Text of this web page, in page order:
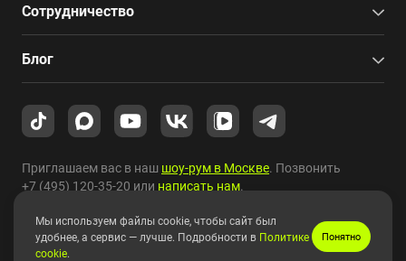
Сотрудничество
Блог
Приглашаем вас в наш шоу-рум в Москве. Позвонить
+7 (495) 120-35-20 или написать нам.
Copyright © 2010-2026 HYPERPC.
Мы используем файлы cookie, чтобы сайт был
удобнее, а сервис — лучше. Подробности в Политике
cookie.
Понятно